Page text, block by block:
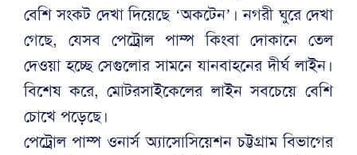
বেশি সংকট দেখা দিয়েছে ‘অকটেন’। নগরী ঘুরে দেখা
গেছে, যেসব পেট্রোল পাম্প কিংবা দোকানে তেল
দেওয়া হচ্ছে সেগুলোর সামনে যানবাহনের দীর্ঘ লাইন।
বিশেষ করে, মোটরসাইকেলের লাইন সবচেয়ে বেশি
চোখে পড়েছে।
পেট্রোল পাম্প ওনার্স অ্যাসোসিয়েশন চট্টগ্রাম বিভাগের